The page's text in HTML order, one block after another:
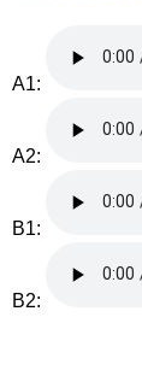
A1:
A2:
B1:
B2: